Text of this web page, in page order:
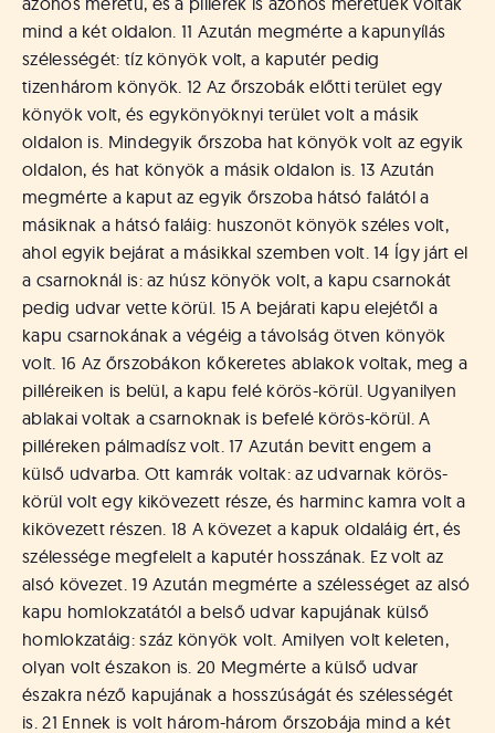
mind a két oldalon. 11 Azután megmérte a kapunyílás
szélességét: tíz könyök volt, a kaputér pedig
tizenhárom könyök. 12 Az őrszobák előtti terület egy
könyök volt, és egykönyöknyi terület volt a másik
oldalon is. Mindegyik őrszoba hat könyök volt az egyik
oldalon, és hat könyök a másik oldalon is. 13 Azután
megmérte a kaput az egyik őrszoba hátsó falától a
másiknak a hátsó faláig: huszonöt könyök széles volt,
ahol egyik bejárat a másikkal szemben volt. 14 Így járt el
a csarnoknál is: az húsz könyök volt, a kapu csarnokát
pedig udvar vette körül. 15 A bejárati kapu elejétől a
kapu csarnokának a végéig a távolság ötven könyök
volt. 16 Az őrszobákon kőkeretes ablakok voltak, meg a
pilléreiken is belül, a kapu felé körös-körül. Ugyanilyen
ablakai voltak a csarnoknak is befelé körös-körül. A
pilléreken pálmadísz volt. 17 Azután bevitt engem a
külső udvarba. Ott kamrák voltak: az udvarnak körös-
körül volt egy kikövezett része, és harminc kamra volt a
kikövezett részen. 18 A kövezet a kapuk oldaláig ért, és
szélessége megfelelt a kaputér hosszának. Ez volt az
alsó kövezet. 19 Azután megmérte a szélességet az alsó
kapu homlokzatától a belső udvar kapujának külső
homlokzatáig: száz könyök volt. Amilyen volt keleten,
olyan volt északon is. 20 Megmérte a külső udvar
északra néző kapujának a hosszúságát és szélességét
is. 21 Ennek is volt három-három őrszobája mind a két